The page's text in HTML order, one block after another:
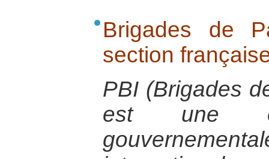
Brigades de
section
PBI (Brigades
est une